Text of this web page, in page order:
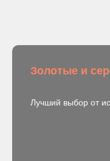
Золотые и
Лучший выбор от